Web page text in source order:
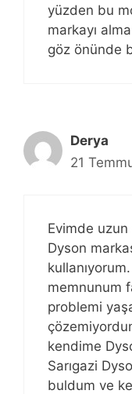
yüzden bu
markayı
göz önünde
Derya
21
Evimde
Dyson
memnunum
problemi
kendime
Sarıgazi
buldum ve